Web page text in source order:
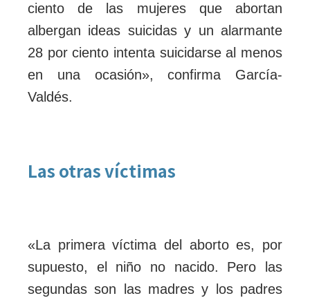
ciento de las mujeres que abortan
albergan ideas suicidas y un alarmante
28 por ciento intenta suicidarse al menos
en una ocasión», confirma García-
Valdés.
Las otras víctimas
«La primera víctima del aborto es, por
supuesto, el niño no nacido. Pero las
segundas son las madres y los padres